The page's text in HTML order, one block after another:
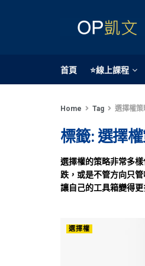
首頁 ⭐線上課程
Home Tag 選擇權策
標籤: 選擇
選擇權的策略非常多
跌，或是不管方向只
讓自己的工具箱變得更
選擇權